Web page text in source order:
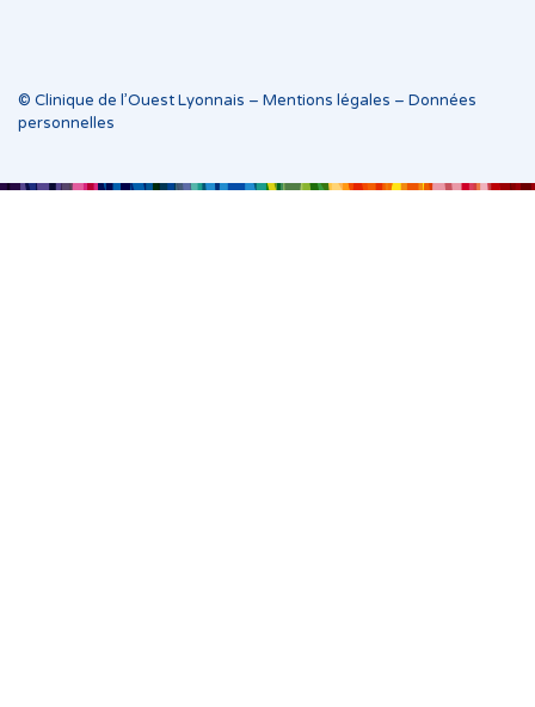
© Clinique de l’Ouest Lyonnais – Mentions légales – Données
personnelles